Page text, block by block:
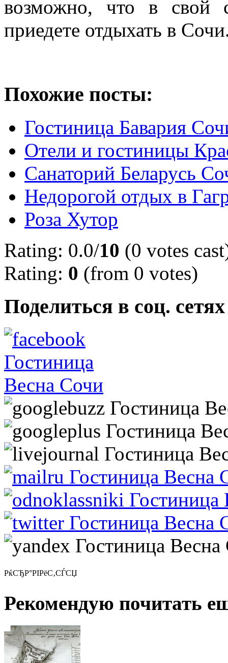
возможно, что в свой
приедете отдыхать в
Похожие посты:
Гостиница Бавария
Отели и гостиницы
Санаторий Беларусь
Недорогой отдых в
Роза Хутор
Rating: 0.0/10 (0 votes
Rating: 0 (from 0 votes)
Поделиться в соц. сетях
РќСЂР°РІРёС‚СЃСЏ
Рекомендую почитать